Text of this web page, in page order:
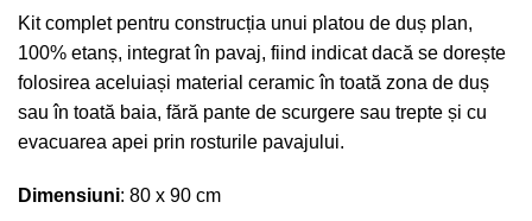
Kit complet pentru construcția unui platou de duș plan,
100% etanș, integrat în pavaj, fiind indicat dacă se dorește
folosirea aceluiași material ceramic în toată zona de duș
sau în toată baia, fără pante de scurgere sau trepte și cu
evacuarea apei prin rosturile pavajului.
Dimensiuni: 80 x 90 cm